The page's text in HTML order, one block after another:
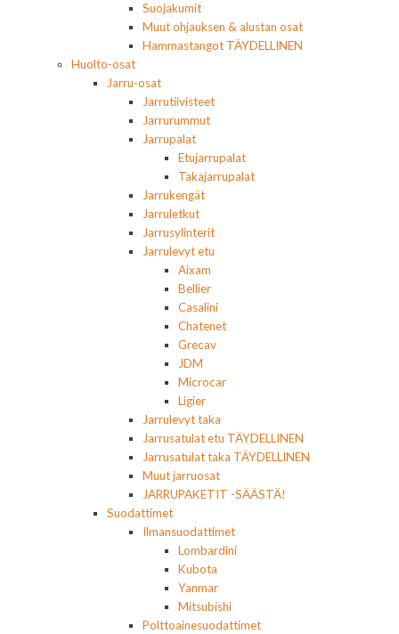
Suojakumit
Muut ohjauksen & alustan osat
Hammastangot TÄYDELLINEN
Huolto-osat
Jarru-osat
Jarrutiivisteet
Jarrurummut
Jarrupalat
Etujarrupalat
Takajarrupalat
Jarrukengät
Jarruletkut
Jarrusylinterit
Jarrulevyt etu
Aixam
Bellier
Casalini
Chatenet
Grecav
JDM
Microcar
Ligier
Jarrulevyt taka
Jarrusatulat etu TÄYDELLINEN
Jarrusatulat taka TÄYDELLINEN
Muut jarruosat
JARRUPAKETIT -SÄÄSTÄ!
Suodattimet
Ilmansuodattimet
Lombardini
Kubota
Yanmar
Mitsubishi
Polttoainesuodattimet